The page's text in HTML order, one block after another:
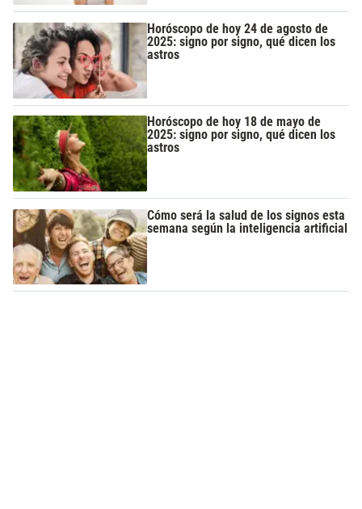
Horóscopo de hoy 24 de agosto de
2025: signo por signo, qué dicen los
astros
Horóscopo de hoy 18 de mayo de
2025: signo por signo, qué dicen los
astros
Cómo será la salud de los signos esta
semana según la inteligencia artificial